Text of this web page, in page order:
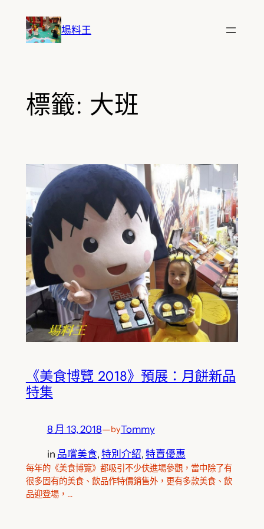
場料王
標籤: 大班
《美食博覽 2018》預展：月餅新品
特集
8 月 13, 2018—byTommy
in 品嚐美食, 特別介紹, 特賣優惠
每年的《美食博覽》都吸引不少伕進場參觀，當中除了有
很多固有的美食、飲品作特價銷售外，更有多款美食、飲
品迎登場，…